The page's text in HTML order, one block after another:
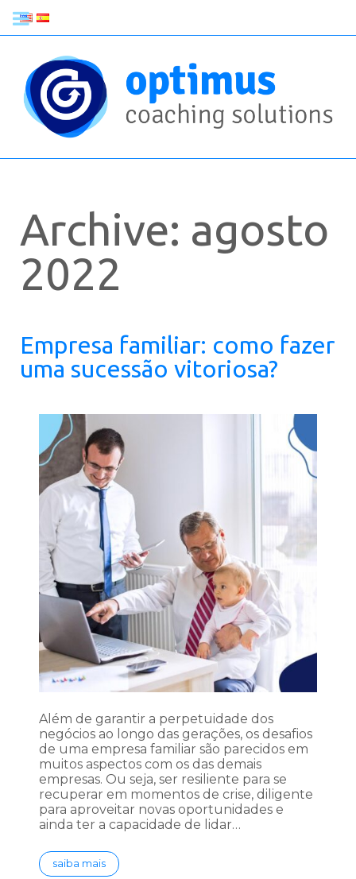
Archive: agosto
2022
Empresa familiar: como fazer
uma sucessão vitoriosa?
Além de garantir a perpetuidade dos
negócios ao longo das gerações, os desafios
de uma empresa familiar são parecidos em
muitos aspectos com os das demais
empresas. Ou seja, ser resiliente para se
recuperar em momentos de crise, diligente
para aproveitar novas oportunidades e
ainda ter a capacidade de lidar…
saiba mais